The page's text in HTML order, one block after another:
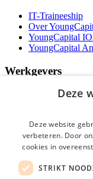
IT-Traineeship
Over
YoungCapital
YoungCapital
Werkgevers
Het concept
Contractvormen
Brochure
Vacature
F.A.Q.
Deze
Deze website
verbeteren. Door
cookies in
STRIKT